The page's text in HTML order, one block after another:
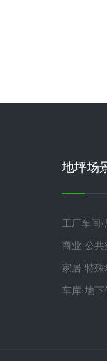
地坪场
工厂车间·
商业·公共
家居·特殊
车库·地下